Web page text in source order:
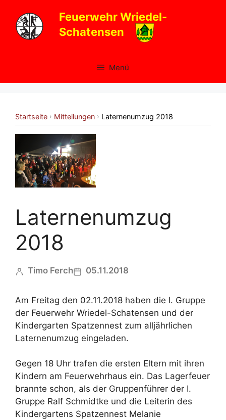
Inhalt
springen
Feuerwehr Wriedel-
Schatensen
Menü
Startseite › Mitteilungen › Laternenumzug 2018
Laternenumzug
2018
Timo Ferch 05.11.2018
Am Freitag den 02.11.2018 haben die I. Gruppe
der Feuerwehr Wriedel-Schatensen und der
Kindergarten Spatzennest zum alljährlichen
Laternenumzug eingeladen.
Gegen 18 Uhr trafen die ersten Eltern mit ihren
Kindern am Feuerwehrhaus ein. Das Lagerfeuer
brannte schon, als der Gruppenführer der I.
Gruppe Ralf Schmidtke und die Leiterin des
Kindergartens Spatzennest Melanie